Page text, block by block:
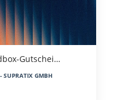
Gutschei…
SUPRATIX GMBH